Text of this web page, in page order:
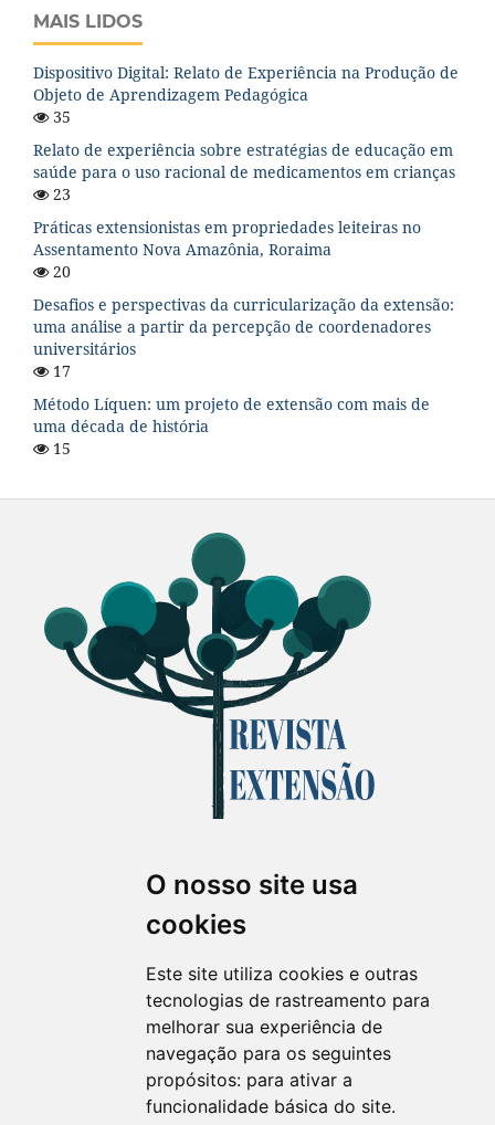
O nosso site usa
cookies
Este site utiliza cookies e outras
tecnologias de rastreamento para
melhorar sua experiência de
navegação para os seguintes
propósitos: para ativar a
funcionalidade básica do site.
MAIS LIDOS
Dispositivo Digital: Relato de Experiência na Produção de
Objeto de Aprendizagem Pedagógica
35
Relato de experiência sobre estratégias de educação em
saúde para o uso racional de medicamentos em crianças
23
Práticas extensionistas em propriedades leiteiras no
Assentamento Nova Amazônia, Roraima
20
Desafios e perspectivas da curricularização da extensão:
uma análise a partir da percepção de coordenadores
universitários
17
Método Líquen: um projeto de extensão com mais de
uma década de história
15
Revista Extensão em Foco
ISSN 2358-7180 (on-line)
revistaextensao@ufpr.br